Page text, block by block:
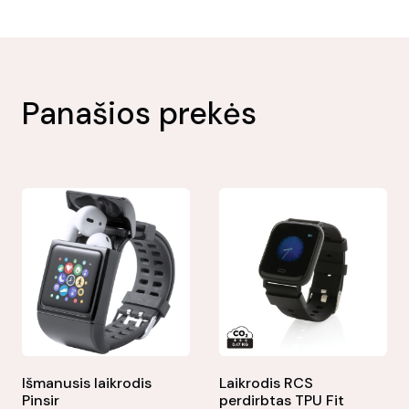
Panašios prekės
Išmanusis laikrodis
Pinsir
Laikrodis RCS
perdirbtas TPU Fit